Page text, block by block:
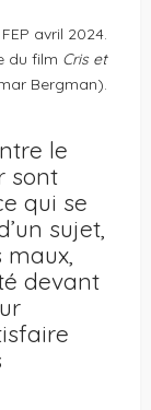
avril 2024.
du film Cris et
Bergman).
le
sont
qui se
sujet,
devant